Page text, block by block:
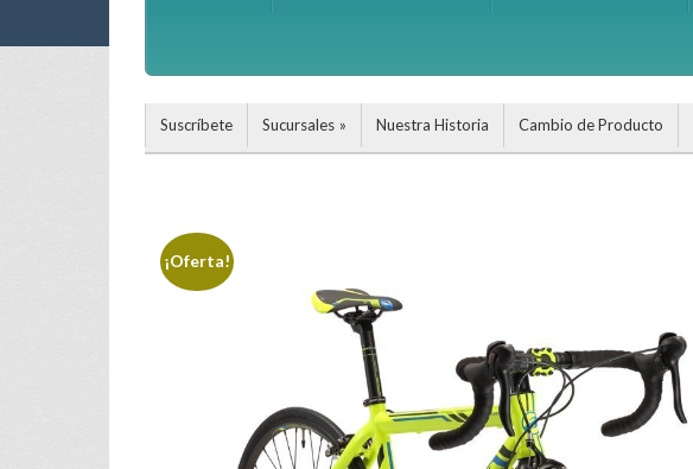
Suscríbete Sucursales Nuestra Historia Cambio de Producto
¡Oferta!